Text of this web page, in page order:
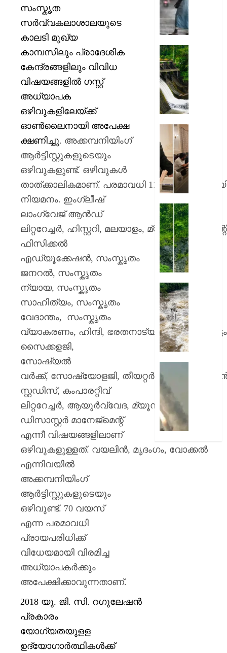
സംസ്കൃത
സര്‍വ്വകലാശാലയുടെ
കാലടി മുഖ്യ
കാമ്പസിലും പ്രാദേശിക
കേന്ദ്രങ്ങളിലും വിവിധ
വിഷയങ്ങളില്‍ ഗസ്റ്റ്
അധ്യാപക
ഒഴിവുകളിലേയ്ക്ക്
ഓണ്‍ലൈനായി അപേക്ഷ
ക്ഷണിച്ചു. അക്കമ്പനിയിംഗ്
ആര്‍ട്ടിസ്റ്റുകളുടെയും
ഒഴിവുകളുണ്ട്. ഒഴിവുകള്‍
താത്ക്കാലികമാണ്. പരമാവധി 11
നിയമനം. ഇംഗ്ലീഷ്
ലാംഗ്വേജ് ആന്‍ഡ്
ലിറ്ററേച്ചര്‍, ഹിസ്റ്ററി, മലയാളം, മ്യൂസിക്,
ഫിസിക്കല്‍
എഡ്യൂക്കേഷന്‍, സംസ്കൃതം
ജനറല്‍, സംസ്കൃതം
ന്യായ, സംസ്കൃതം
സാഹിത്യം, സംസ്കൃതം
വേദാന്തം, സംസ്കൃതം
വ്യാകരണം, ഹിന്ദി, ഭരതനാട്യം,മോഹിനിയാട്ടം
സൈക്കളജി,
സോഷ്യല്‍
വര്‍ക്ക്, സോഷ്യോളജി, തീയറ്റര്‍
സ്റ്റഡിസ്, കംപാരറ്റീവ്
ലിറ്ററേച്ചര്‍, ആയുര്‍വ്വേദ, മ്യൂസിയോളജി
ഡിസാസ്റ്റര്‍ മാനേജ്മെന്റ്
എന്നീ വിഷയങ്ങളിലാണ്
ഒഴിവുകളുള്ളത്. വയലിന്‍, മൃദംഗം, വോക്കല്‍
എന്നിവയില്‍
അക്കമ്പനിയിംഗ്
ആര്‍ട്ടിസ്റ്റുകളുടെയും
ഒഴിവുണ്ട്. 70 വയസ്
എന്ന പരമാവധി
പ്രായപരിധിക്ക്
വിധേയമായി വിരമിച്ച
അധ്യാപകര്‍ക്കും
അപേക്ഷിക്കാവുന്നതാണ്.
2018 യു. ജി. സി. റഗുലേഷൻ
പ്രകാരം
യോഗ്യതയുളള
ഉദ്യോഗാര്‍ത്ഥികള്‍ക്ക്
രാജേഷ്
AUGUST
7, 2026